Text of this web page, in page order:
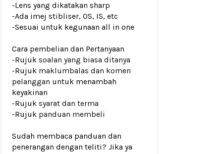
-Lens yang dikatakan sharp
-Ada imej stibliser, OS, IS, etc
-Sesuai untuk kegunaan all in one
Cara pembelian dan Pertanyaan
-Rujuk soalan yang biasa ditanya
-Rujuk maklumbalas dan komen
pelanggan untuk menambah
keyakinan
-Rujuk syarat dan terma
-Rujuk panduan membeli
Sudah membaca panduan dan
penerangan dengan teliti? Jika ya